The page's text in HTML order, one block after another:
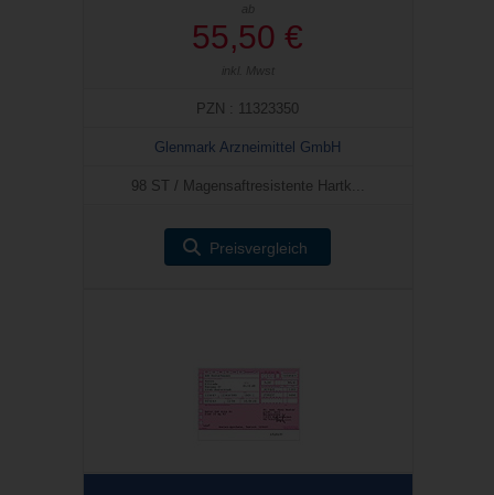
ab
55,50 €
inkl. Mwst
PZN : 11323350
Glenmark Arzneimittel GmbH
98 ST / Magensaftresistente Hartk...
Preisvergleich